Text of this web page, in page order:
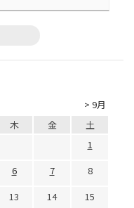
> 9月
木 金
土
1
6 7
8
13 14
15